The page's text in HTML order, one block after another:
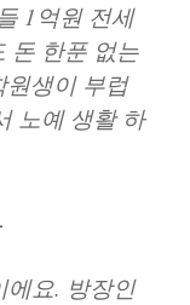
1억원 전세
돈 한푼 없는
생이 부럽
노예 생활 하
에요. 방장인